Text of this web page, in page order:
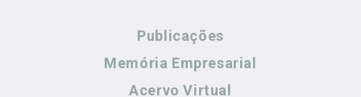
Publicações
Memória Empresarial
Acervo Virtual